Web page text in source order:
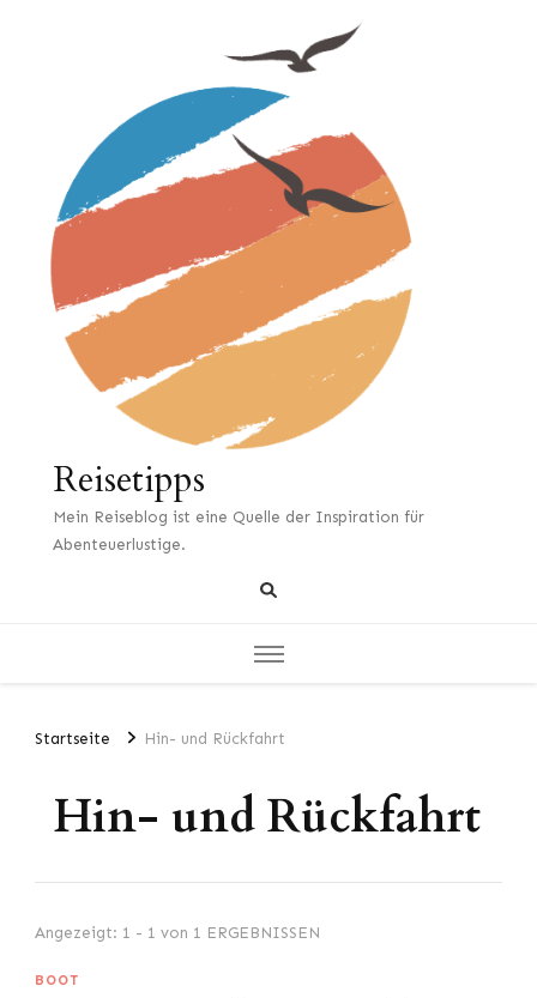
Reisetipps
Mein Reiseblog ist eine Quelle der Inspiration für
Abenteuerlustige.
Startseite Hin- und Rückfahrt
Hin- und Rückfahrt
Angezeigt: 1 - 1 von 1 ERGEBNISSEN
BOOT